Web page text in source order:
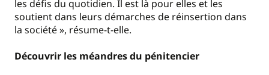
les défis du quotidien. Il est là pour elles et les
soutient dans leurs démarches de réinsertion dans
la société », résume-t-elle.
Découvrir les méandres du pénitencier